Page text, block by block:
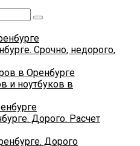
Срочно, недорого,
и ноутбуков в
Дорого. Расчет